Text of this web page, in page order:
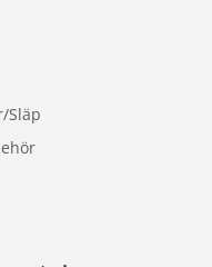
Släp